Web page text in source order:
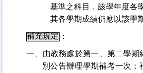
基準之科目，該學年度各
其各學期成績仍應以該學
補充規定 ：
一、由教務處於第一、第二學期
別公告辦理學期補考一次；